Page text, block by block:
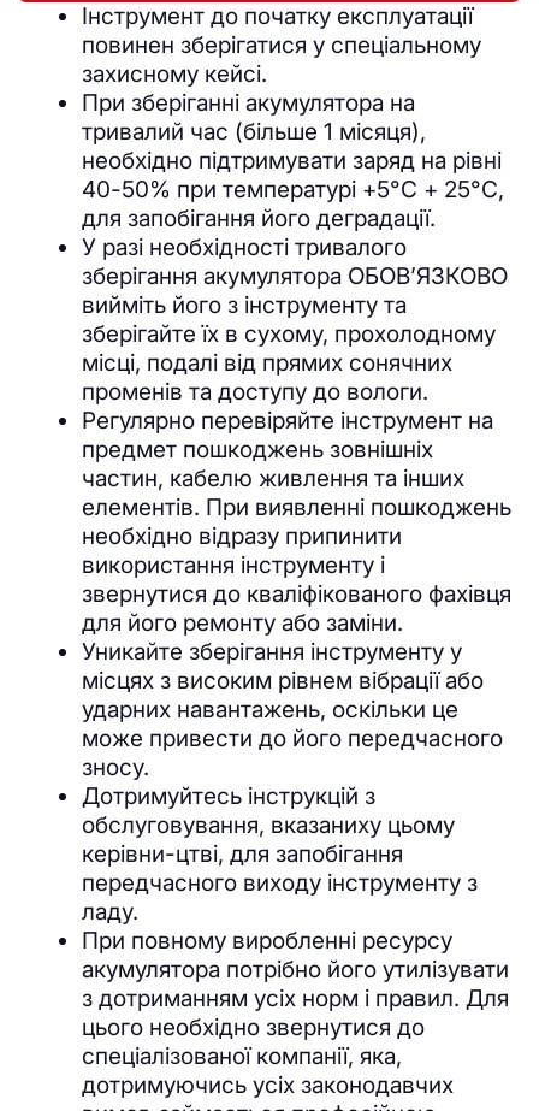
Інструмент до початку експлуатації
повинен зберігатися у спеціальному
захисному кейсі.
При зберіганні акумулятора на
тривалий час (більше 1 місяця),
необхідно підтримувати заряд на рівні
40-50% при температурі +5°С + 25°С,
для запобігання його деградації.
У разі необхідності тривалого
зберігання акумулятора ОБОВʼЯЗКОВО
вийміть його з інструменту та
зберігайте їх в сухому, прохолодному
місці, подалі від прямих сонячних
променів та доступу до вологи.
Регулярно перевіряйте інструмент на
предмет пошкоджень зовнішніх
частин, кабелю живлення та інших
елементів. При виявленні пошкоджень
необхідно відразу припинити
використання інструменту і
звернутися до кваліфікованого фахівця
для його ремонту або заміни.
Уникайте зберігання інструменту у
місцях з високим рівнем вібрації або
ударних навантажень, оскільки це
може привести до його передчасного
зносу.
Дотримуйтесь інструкцій з
обслуговування, вказаниху цьому
керівни-цтві, для запобігання
передчасного виходу інструменту з
ладу.
При повному виробленні ресурсу
акумулятора потрібно його утилізувати
з дотриманням усіх норм і правил. Для
цього необхідно звернутися до
спеціалізованої компанії, яка,
дотримуючись усіх законодавчих